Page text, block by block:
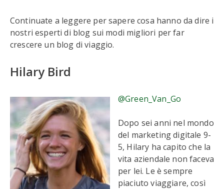
Continuate a leggere per sapere cosa hanno da dire i
nostri esperti di blog sui modi migliori per far
crescere un blog di viaggio.
Hilary Bird
@Green_Van_Go
Dopo sei anni nel mondo
del marketing digitale 9-
5, Hilary ha capito che la
vita aziendale non faceva
per lei. Le è sempre
piaciuto viaggiare, così